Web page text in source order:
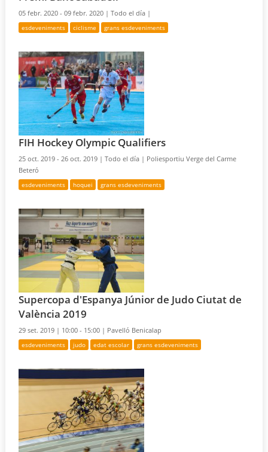
05 febr. 2020 - 09 febr. 2020 |Todo el día |
esdeveniments ciclisme grans esdeveniments
FIH Hockey Olympic Qualifiers
25 oct. 2019 - 26 oct. 2019 |Todo el día | Poliesportiu Verge del Carme
Beteró
esdeveniments hoquei grans esdeveniments
Supercopa d'Espanya Júnior de Judo Ciutat de
València 2019
29 set. 2019 | 10:00 - 15:00 | Pavelló Benicalap
esdeveniments judo edat escolar grans esdeveniments